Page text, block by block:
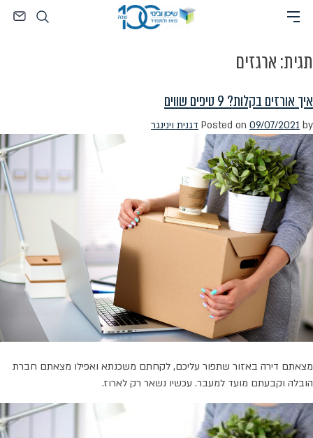
חיפוש
תגית:ארגזים
איך אורזים בקלות? 9 טיפים שווים
Posted on 09/07/2021 by דגנית וינינגר
מצאתם דירה באזור שתפור עליכם, לקחתם משכנתא ואפילו מצאתם חברת
הובלה וקבעתם מועד למעבר. עכשיו נשאר רק לארוז.